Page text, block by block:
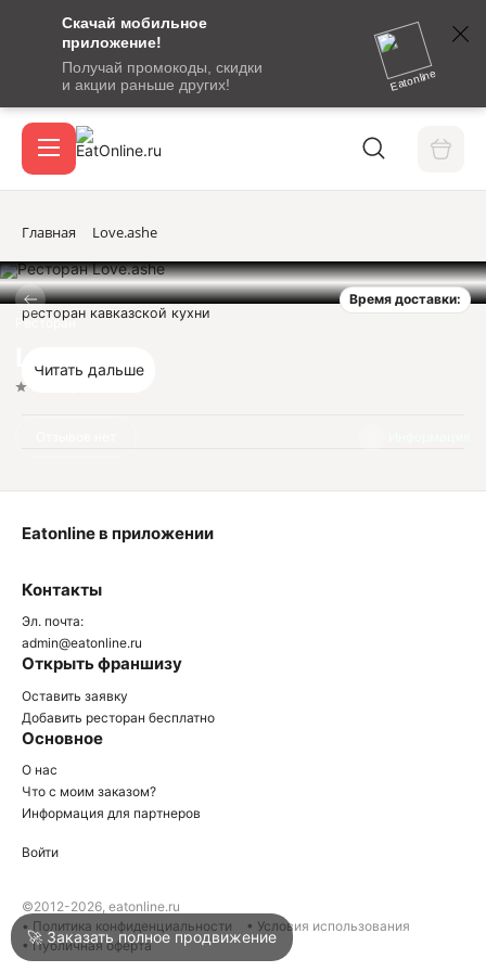
Скачай мобильное
приложение!
Получай промокоды, скидки
и акции раньше других!
Eatonline
сообщение
кодом
подтверждения
Вход / регистрация
Акции
Войти
Написать в техподдержку
Главная Love.ashe
Время доставки:
Ресторан
Love.ashe
ресторан кавказской кухни
Читать дальше
Контакты
Эл. почта:
admin@eatonline.ru
Открыть франшизу
Оставить заявку
Добавить ресторан бесплатно
Основное
О нас
Что с моим заказом?
Информация для партнеров
Eatonline в приложении
Войти
©2012-2026, eatonline.ru
• Политика конфиденциальности
• Условия использования
• Публичная оферта
🚀 Заказать полное продвижение